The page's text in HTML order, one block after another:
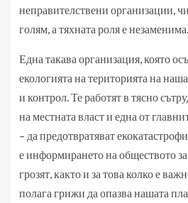
неправителствени организации,
голям, а тяхната роля е незаменима.
Една такава организация, която
екологията на територията на
и контрол. Те работят в тясно
на местната власт и една от
– да предотвратяват
е информирането на обществото
грозят, както и за това колко е
полага грижи да опазва нашата